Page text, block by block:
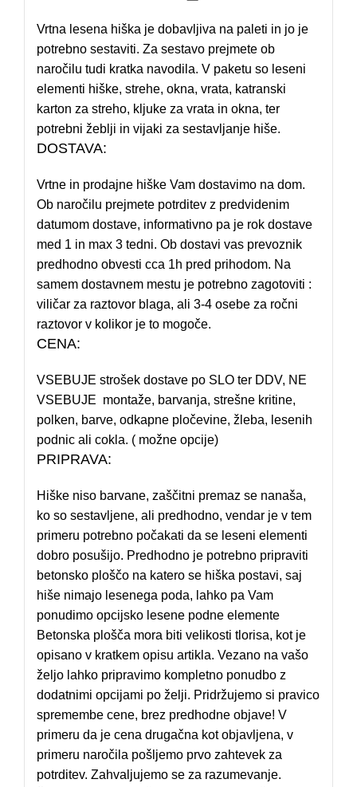
Vrtna lesena hiška je dobavljiva na paleti in jo je
potrebno sestaviti. Za sestavo prejmete ob
naročilu tudi kratka navodila. V paketu so leseni
elementi hiške, strehe, okna, vrata, katranski
karton za streho, kljuke za vrata in okna, ter
potrebni žeblji in vijaki za sestavljanje hiše.
DOSTAVA:
Vrtne in prodajne hiške Vam dostavimo na dom.
Ob naročilu prejmete potrditev z predvidenim
datumom dostave, informativno pa je rok dostave
med 1 in max 3 tedni. Ob dostavi vas prevoznik
predhodno obvesti cca 1h pred prihodom. Na
samem dostavnem mestu je potrebno zagotoviti :
viličar za raztovor blaga, ali 3-4 osebe za ročni
raztovor v kolikor je to mogoče.
CENA:
VSEBUJE strošek dostave po SLO ter DDV, NE
VSEBUJE montaže, barvanja, strešne kritine,
polken, barve, odkapne pločevine, žleba, lesenih
podnic ali cokla. ( možne opcije)
PRIPRAVA:
Hiške niso barvane, zaščitni premaz se nanaša,
ko so sestavljene, ali predhodno, vendar je v tem
primeru potrebno počakati da se leseni elementi
dobro posušijo. Predhodno je potrebno pripraviti
betonsko ploščo na katero se hiška postavi, saj
hiše nimajo lesenega poda, lahko pa Vam
ponudimo opcijsko lesene podne elemente
Betonska plošča mora biti velikosti tlorisa, kot je
opisano v kratkem opisu artikla. Vezano na vašo
željo lahko pripravimo kompletno ponudbo z
dodatnimi opcijami po želji. Pridržujemo si pravico
spremembe cene, brez predhodne objave! V
primeru da je cena drugačna kot objavljena, v
primeru naročila pošljemo prvo zahtevek za
potrditev. Zahvaljujemo se za razumevanje.